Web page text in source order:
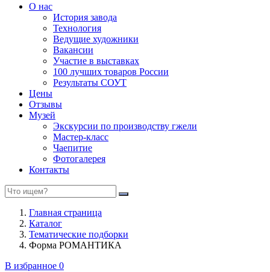
О нас
История завода
Технология
Ведущие художники
Вакансии
Участие в выставках
100 лучших товаров России
Результаты СОУТ
Цены
Отзывы
Музей
Экскурсии по производству гжели
Мастер-класс
Чаепитие
Фотогалерея
Контакты
Главная страница
Каталог
Тематические подборки
Форма РОМАНТИКА
В избранное 0